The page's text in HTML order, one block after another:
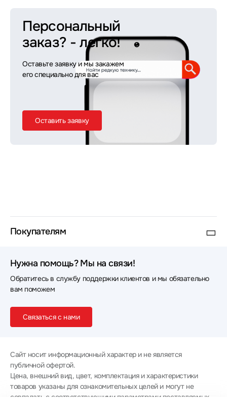
Персональный
заказ? - легко!
Оставьте заявку и мы закажем
его специально для вас
Оставить заявку
Покупателям
Нужна помощь? Мы на связи!
Обратитесь в службу поддержки клиентов и мы обязательно
вам поможем
Связаться с нами
Сайт носит информационный характер и не является
публичной офертой.
Цена, внешний вид, цвет, комплектация и характеристики
товаров указаны для ознакомительных целей и могут не
совпадать с соответствующими параметрами поставляемых